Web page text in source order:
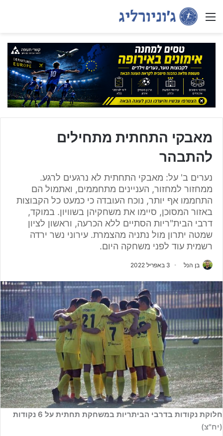
Menu
מאבקי התחתית מתחילים
להתבהר
נערים ב' על: מאבקי התחתית לא נרגעים לרגע.
ממחזור למחזור, העניינים מתחממים, ואתמול הם
התחממו אף יותר, נוכח העובדה כי כמעט כל הקבוצות
באזור המסוכן, סיימו את משחקיהן בשוויון. במוקד,
דרבי הבית"ריות הסתיים ללא הכרעה, וראשון לציון
שמטה יתרון מול נתניה מהצמרת. עירוני נשר ירדה
רשמית עוד לפני משחקה היום.
בן הנל 3 באפריל 2022
חלוקת נקודות בדרבי הביתריות במשחקת תחתית על 6 נקודות
(יח"צ)